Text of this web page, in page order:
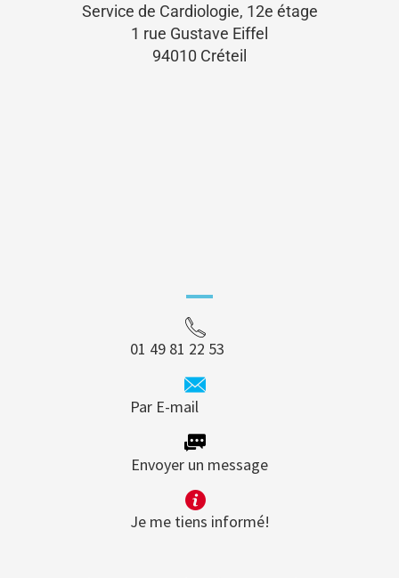
Service de Cardiologie, 12e étage
1 rue Gustave Eiffel
94010 Créteil
01 49 81 22 53
Par E-mail
Envoyer un message
Je me tiens informé!